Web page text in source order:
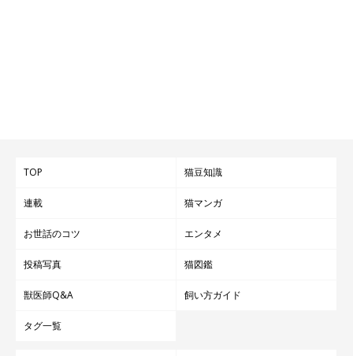
TOP 猫豆知識
連載 猫マンガ
お世話のコツ エンタメ
投稿写真 猫図鑑
獣医師Q&A 飼い方ガイド
タグ一覧